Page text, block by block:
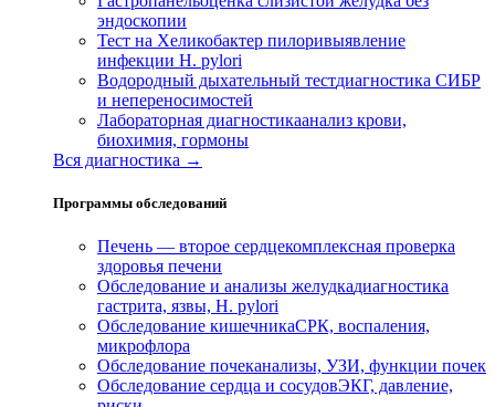
эндоскопии
Тест на Хеликобактер пилоривыявление
инфекции H. pylori
Водородный дыхательный тестдиагностика СИБР
и непереносимостей
Лабораторная диагностикаанализ крови,
биохимия, гормоны
Вся диагностика →
Программы обследований
Печень — второе сердцекомплексная проверка
здоровья печени
Обследование и анализы желудкадиагностика
гастрита, язвы, H. pylori
Обследование кишечникаСРК, воспаления,
микрофлора
Обследование почеканализы, УЗИ, функции почек
Обследование сердца и сосудовЭКГ, давление,